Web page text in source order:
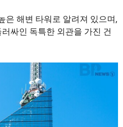
은 해변 타워로 알려져 있으며,
싸인 독특한 외관을 가진 건